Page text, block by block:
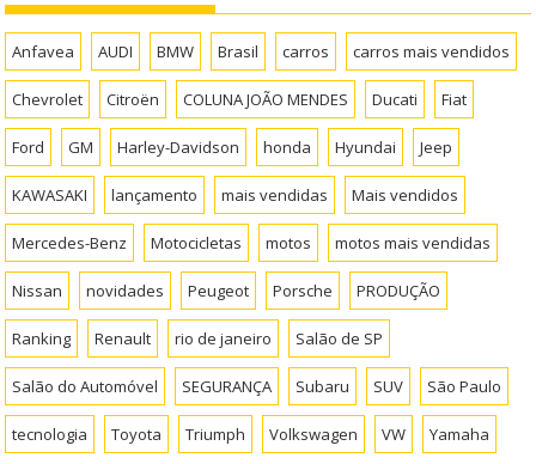
Anfavea AUDI BMW Brasil carros carros mais vendidos
Chevrolet Citroën COLUNA JOÃO MENDES Ducati Fiat
Ford GM Harley-Davidson honda Hyundai Jeep
KAWASAKI lançamento mais vendidas Mais vendidos
Mercedes-Benz Motocicletas motos motos mais vendidas
Nissan novidades Peugeot Porsche PRODUÇÃO
Ranking Renault rio de janeiro Salão de SP
Salão do Automóvel SEGURANÇA Subaru SUV São Paulo
tecnologia Toyota Triumph Volkswagen VW Yamaha